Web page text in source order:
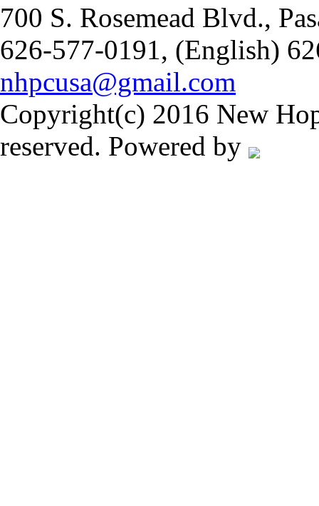
700 S. Rosemead Blvd.,
626-577-0191, (English)
nhpcusa@gmail.com
Copyright(c) 2016 New
reserved. Powered by